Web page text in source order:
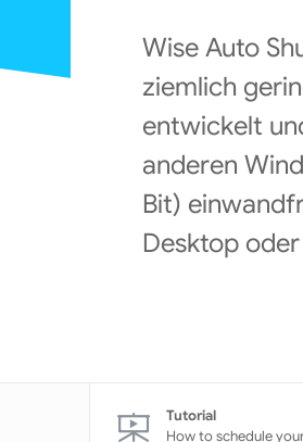
Wise Auto
ziemlich
entwickelt
anderen
Bit)
Desktop
Tutorial
How to schedule